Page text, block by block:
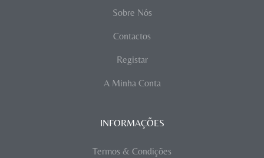
Sobre Nós
Contactos
Registar
A Minha Conta
INFORMAÇÕES
Termos & Condições